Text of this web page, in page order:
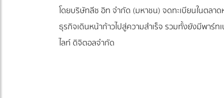
โดยบริษัทลีซ อิท จำกัด (มหาชน) จดทะเบียนในตลาด
ธุรกิจเดินหน้าก้าวไปสู่ความสำเร็จ รวมทั้งยังมีพาร์
ไลท์ ดิจิตอลจำกัด